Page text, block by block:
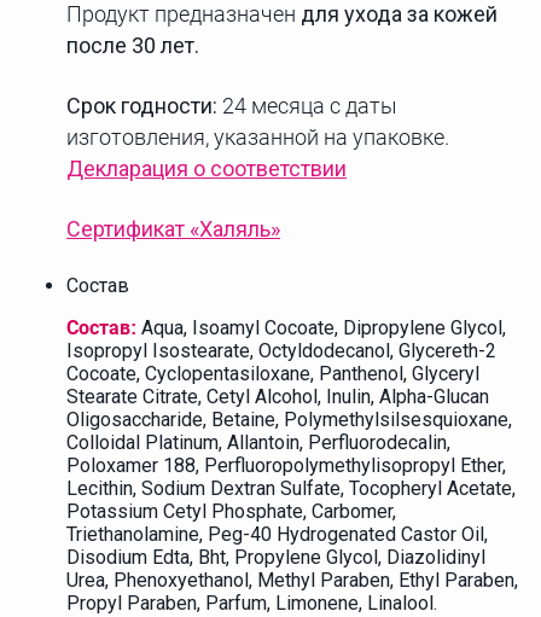
Продукт предназначен для ухода за кожей
после 30 лет.
Срок годности: 24 месяца с даты
изготовления, указанной на упаковке.
Декларация о соответствии
Сертификат «Халяль»
Состав
Состав: Aqua, Isoamyl Cocoate, Dipropylene Glycol,
Isopropyl Isostearate, Octyldodecanol, Glycereth-2
Cocoate, Cyclopentasiloxane, Panthenol, Glyceryl
Stearate Citrate, Cetyl Alcohol, Inulin, Alpha-Glucan
Oligosaccharide, Betaine, Polymethylsilsesquioxane,
Colloidal Platinum, Allantoin, Perfluorodecalin,
Poloxamer 188, Perfluoropolymethylisopropyl Ether,
Lecithin, Sodium Dextran Sulfate, Tocopheryl Acetate,
Potassium Cetyl Phosphate, Carbomer,
Triethanolamine, Peg-40 Hydrogenated Castor Oil,
Disodium Edta, Bht, Propylene Glycol, Diazolidinyl
Urea, Phenoxyethanol, Methyl Paraben, Ethyl Paraben,
Propyl Paraben, Parfum, Limonene, Linalool.